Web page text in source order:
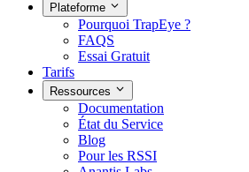
Plateforme
Pourquoi TrapEye ?
FAQS
Essai Gratuit
Tarifs
Ressources
Documentation
État du Service
Blog
Pour les RSSI